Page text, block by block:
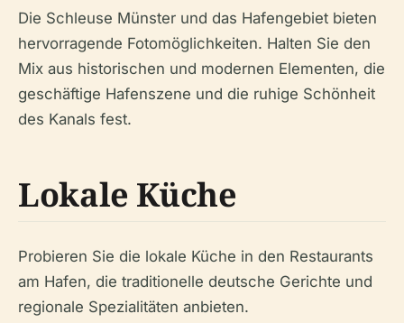
Die Schleuse Münster und das Hafengebiet bieten
hervorragende Fotomöglichkeiten. Halten Sie den
Mix aus historischen und modernen Elementen, die
geschäftige Hafenszene und die ruhige Schönheit
des Kanals fest.
Lokale Küche
Probieren Sie die lokale Küche in den Restaurants
am Hafen, die traditionelle deutsche Gerichte und
regionale Spezialitäten anbieten.